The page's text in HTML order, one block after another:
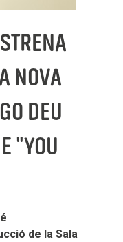
NOVA
DEU
"YOU
de la Sala